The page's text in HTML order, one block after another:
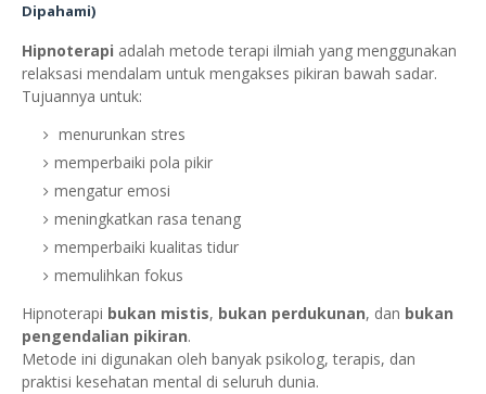
Dipahami)
Hipnoterapi adalah metode terapi ilmiah yang menggunakan
relaksasi mendalam untuk mengakses pikiran bawah sadar.
Tujuannya untuk:
menurunkan stres
memperbaiki pola pikir
mengatur emosi
meningkatkan rasa tenang
memperbaiki kualitas tidur
memulihkan fokus
Hipnoterapi bukan mistis, bukan perdukunan, dan bukan
pengendalian pikiran.
Metode ini digunakan oleh banyak psikolog, terapis, dan
praktisi kesehatan mental di seluruh dunia.